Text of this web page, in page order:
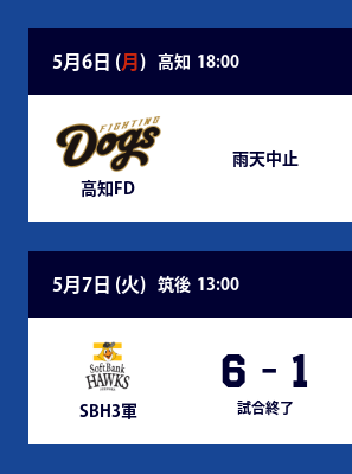
5月6日 (月 ) 高知 18:00
高知FD
雨天中止
5月7日 (火) 筑後 13:00
SBH3軍
6 - 1
試合終了